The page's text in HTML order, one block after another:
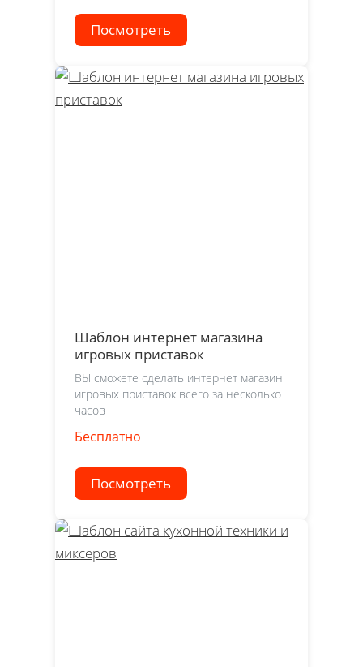
Посмотреть
Шаблон интернет магазина
игровых приставок
ВЫ сможете сделать интернет магазин
игровых приставок всего за несколько
часов
Бесплатно
Посмотреть